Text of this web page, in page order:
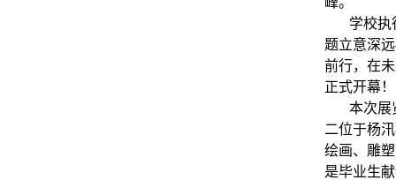
学校执
题立意深
前行，在
正式开幕！
本次展
二位于杨
绘画、雕
是毕业生